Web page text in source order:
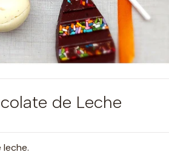
de Leche